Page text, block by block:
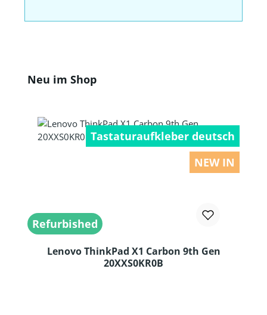
Produktgalerie überspringen
Neu im Shop
Tastaturaufkleber deutsch
NEW IN
Refurbished
Lenovo ThinkPad X1 Carbon 9th Gen
20XXS0KR0B